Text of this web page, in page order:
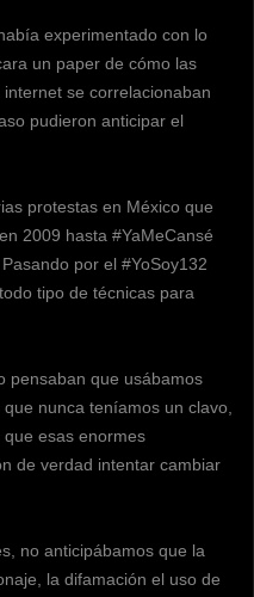
experimentado con lo
un paper de cómo las
se correlacionaban
pudieron anticipar el
protestas en México que
2009 hasta #YaMeCansé
por el #YoSoy132
tipo de técnicas para
pensaban que usábamos
nunca teníamos un clavo,
esas enormes
de verdad intentar cambiar
no anticipábamos que la
la difamación el uso de